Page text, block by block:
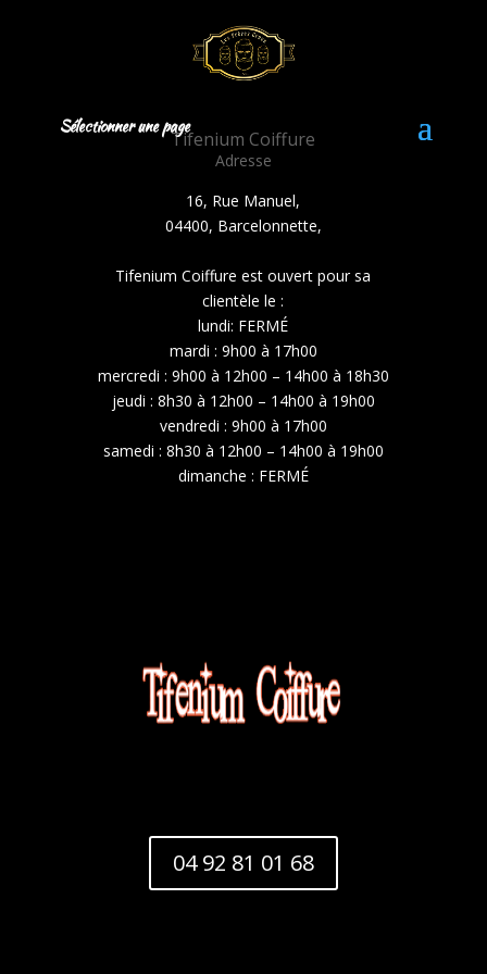
Sélectionner une page
Tifenium Coiffure
Adresse
16, Rue Manuel,
04400, Barcelonnette,
Tifenium Coiffure est ouvert pour sa
clientèle le :
lundi: FERMÉ
mardi : 9h00 à 17h00
mercredi : 9h00 à 12h00 – 14h00 à 18h30
jeudi : 8h30 à 12h00 – 14h00 à 19h00
vendredi : 9h00 à 17h00
samedi : 8h30 à 12h00 – 14h00 à 19h00
dimanche : FERMÉ
04 92 81 01 68